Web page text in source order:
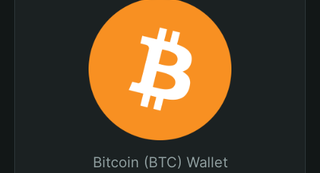
Bitcoin (BTC) Wallet